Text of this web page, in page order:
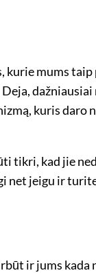
mums taip
dažniausiai
kuris daro
tikri, kad jie
net jeigu ir
ir jums kada